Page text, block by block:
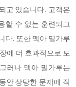
고 있습니다. 고객은
할 수 없는 훈련되고
다. 또한 맥아 밀가루
에 더 효과적으로 도
러나 맥아 밀가루는
안 상당한 문제에 직